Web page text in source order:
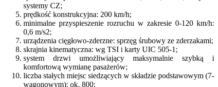
systemy CZ;
prędkość konstrukcyjna: 200 km/h;
minimalne przyspieszenie rozruchu w zakresie 0-120 km/h:
0,6 m/s2;
urządzenia cięgłowo-zderzne: sprzęg śrubowy ze zderzakami;
skrajnia kinematyczna: wg TSI i karty UIC 505-1;
system drzwi umożliwiający maksymalnie szybką i
komfortową wymianę pasażerów;
liczba stałych miejsc siedzących w składzie podstawowym (7-
wagonowym): ok. 800;